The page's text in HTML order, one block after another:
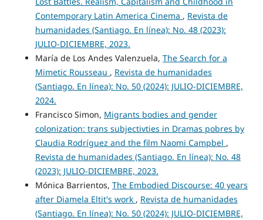
Contemporary Latin America Cinema , Revista de
humanidades (Santiago. En línea): No. 48 (2023):
JULIO-DICIEMBRE, 2023.
María de Los Andes Valenzuela, The Search for a
Mimetic Rousseau , Revista de humanidades
(Santiago. En línea): No. 50 (2024): JULIO-DICIEMBRE,
2024.
Francisco Simon, Migrants bodies and gender
colonization: trans subjectivties in Dramas pobres by
Claudia Rodríguez and the film Naomi Campbel ,
Revista de humanidades (Santiago. En línea): No. 48
(2023): JULIO-DICIEMBRE, 2023.
Mónica Barrientos, The Embodied Discourse: 40 years
after Diamela Eltit's work , Revista de humanidades
(Santiago. En línea): No. 50 (2024): JULIO-DICIEMBRE,